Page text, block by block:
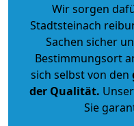
Wir sorgen
Stadtsteinach
Sachen sicher
Bestimmungsort
sich selbst von den
der Qualität.
Sie